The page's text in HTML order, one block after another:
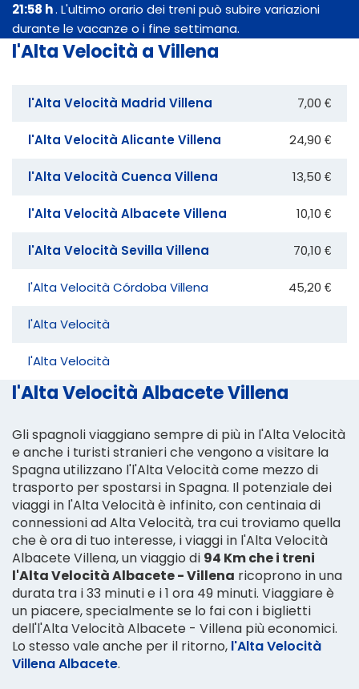
21:58 h. L'ultimo orario dei treni può subire variazioni
durante le vacanze o i fine settimana.
l'Alta Velocità a Villena
l'Alta Velocità Madrid Villena 7,00 €
l'Alta Velocità Alicante Villena 24,90 €
l'Alta Velocità Cuenca Villena 13,50 €
l'Alta Velocità Albacete Villena 10,10 €
l'Alta Velocità Sevilla Villena 70,10 €
l'Alta Velocità Córdoba Villena 45,20 €
l'Alta Velocità
l'Alta Velocità
l'Alta Velocità Albacete Villena
Gli spagnoli viaggiano sempre di più in l'Alta Velocità
e anche i turisti stranieri che vengono a visitare la
Spagna utilizzano l'l'Alta Velocità come mezzo di
trasporto per spostarsi in Spagna. Il potenziale dei
viaggi in l'Alta Velocità è infinito, con centinaia di
connessioni ad Alta Velocità, tra cui troviamo quella
che è ora di tuo interesse, i viaggi in l'Alta Velocità
Albacete Villena, un viaggio di 94 Km che i treni
l'Alta Velocità Albacete - Villena ricoprono in una
durata tra i 33 minuti e i 1 ora 49 minuti. Viaggiare è
un piacere, specialmente se lo fai con i biglietti
dell'l'Alta Velocità Albacete - Villena più economici.
Lo stesso vale anche per il ritorno, l'Alta Velocità
Villena Albacete.